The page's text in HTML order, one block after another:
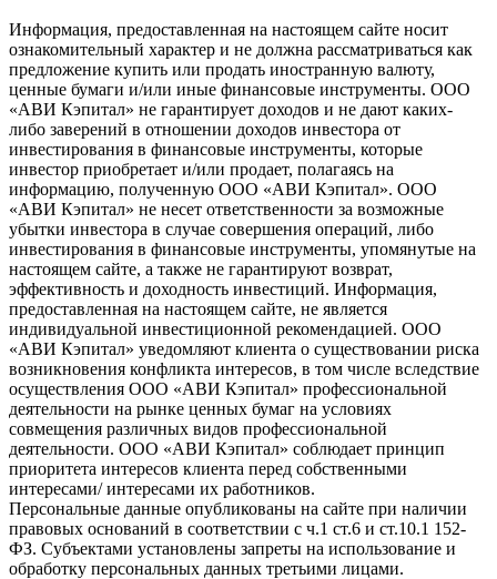
Информация, предоставленная на настоящем сайте носит
ознакомительный характер и не должна рассматриваться как
предложение купить или продать иностранную валюту,
ценные бумаги и/или иные финансовые инструменты. ООО
«АВИ Кэпитал» не гарантирует доходов и не дают каких-
либо заверений в отношении доходов инвестора от
инвестирования в финансовые инструменты, которые
инвестор приобретает и/или продает, полагаясь на
информацию, полученную ООО «АВИ Кэпитал». ООО
«АВИ Кэпитал» не несет ответственности за возможные
убытки инвестора в случае совершения операций, либо
инвестирования в финансовые инструменты, упомянутые на
настоящем сайте, а также не гарантируют возврат,
эффективность и доходность инвестиций. Информация,
предоставленная на настоящем сайте, не является
индивидуальной инвестиционной рекомендацией. ООО
«АВИ Кэпитал» уведомляют клиента о существовании риска
возникновения конфликта интересов, в том числе вследствие
осуществления ООО «АВИ Кэпитал» профессиональной
деятельности на рынке ценных бумаг на условиях
совмещения различных видов профессиональной
деятельности. ООО «АВИ Кэпитал» соблюдает принцип
приоритета интересов клиента перед собственными
интересами/ интересами их работников.
Персональные данные опубликованы на сайте при наличии
правовых оснований в соответствии с ч.1 ст.6 и ст.10.1 152-
ФЗ. Субъектами установлены запреты на использование и
обработку персональных данных третьими лицами.